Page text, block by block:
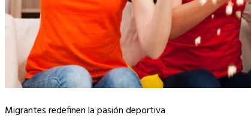
Migrantes redefinen la pasión deportiva